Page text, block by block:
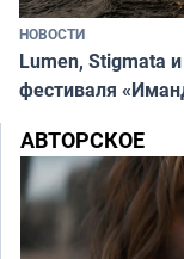
НОВОСТИ
Lumen, Stigmata
фестиваля
АВТОРСКОЕ